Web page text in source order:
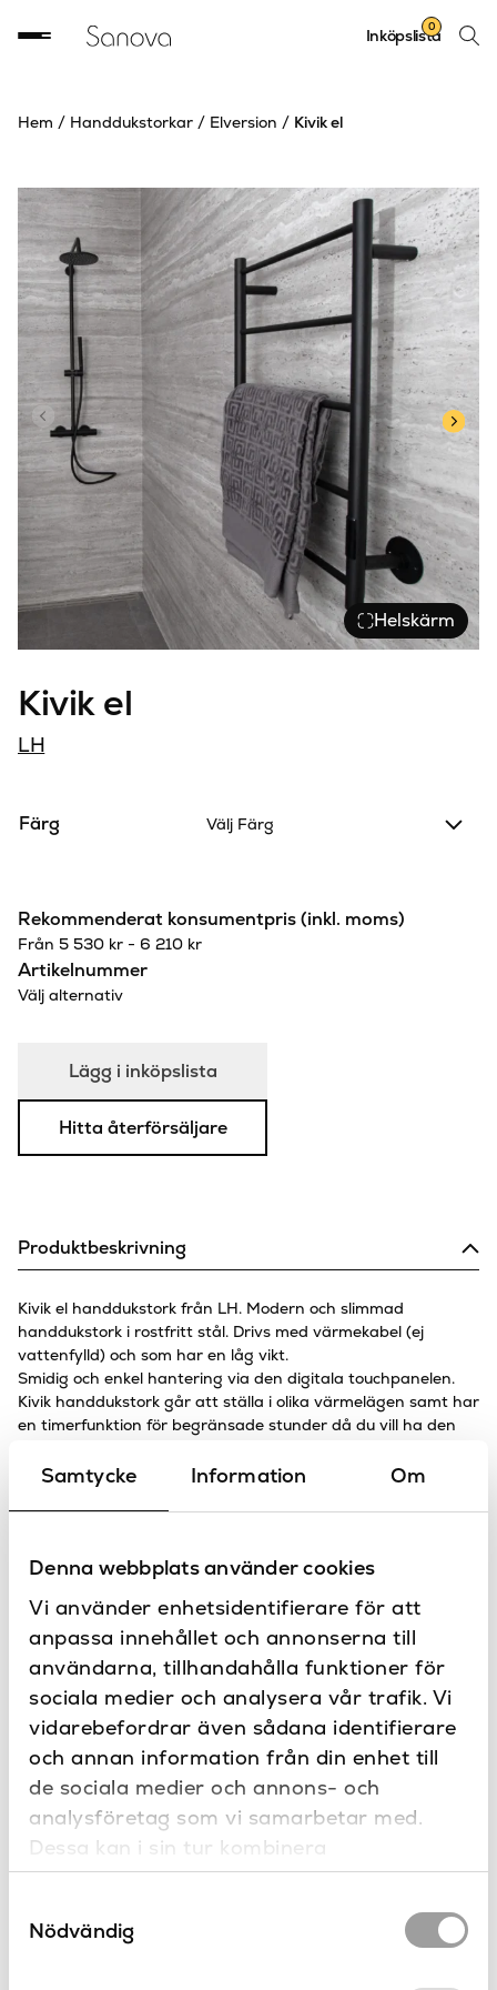
Samtycke Information Om
Denna webbplats använder cookies
Vi använder enhetsidentifierare för att
anpassa innehållet och annonserna till
användarna, tillhandahålla funktioner för
sociala medier och analysera vår trafik. Vi
vidarebefordrar även sådana identifierare
och annan information från din enhet till
de sociala medier och annons- och
analysföretag som vi samarbetar med.
Dessa kan i sin tur kombinera
informationen med annan information som
samlat in när du har använt deras tjänster.
Nödvändig
Sök
Inköpslista
0
Hem / Handdukstorkar / Elversion / Kivik el
Helskärm
Kivik el
LH
Färg Välj Färg
Rekommenderat konsumentpris (inkl. moms)
Från 5 530 kr - 6 210 kr
Artikelnummer
Välj alternativ
Lägg i inköpslista
Hitta återförsäljare
Produktbeskrivning
Kivik el handdukstork från LH. Modern och slimmad
handdukstork i rostfritt stål. Drivs med värmekabel (ej
vattenfylld) och som har en låg vikt.
Smidig och enkel hantering via den digitala touchpanelen.
Kivik handdukstork går att ställa i olika värmelägen samt har
en timerfunktion för begränsade stunder då du vill ha den
Levereras komplett med väggfästen.
Kan monteras både mot VP-rör eller apparatdosa.
Timerfunktion som går att ställa i intervaller
Specifikationer
Anslutning Höger
Bredd (mm) 500
Djup (mm) 124
Drift El
Effekt
Dokument
Ritning Kivik
Montering och skötsel
3D fil
Kontakta oss
specialbeställning?